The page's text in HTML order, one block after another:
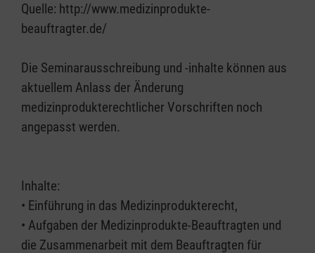
Quelle: http://www.medizinprodukte-
beauftragter.de/
Die Seminarausschreibung und -inhalte können aus
aktuellem Anlass der Änderung
medizinprodukterechtlicher Vorschriften noch
angepasst werden.
Inhalte:
• Einführung in das Medizinprodukterecht,
• Aufgaben der Medizinprodukte-Beauftragten und
die Zusammenarbeit mit dem Beauftragten für